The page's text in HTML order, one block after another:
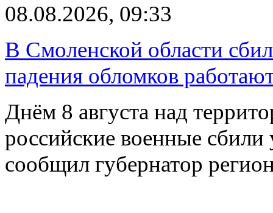
08.08.2026, 09:33
В Смоленской области
падения обломков
Днём 8 августа над
российские военные
сообщил губернатор